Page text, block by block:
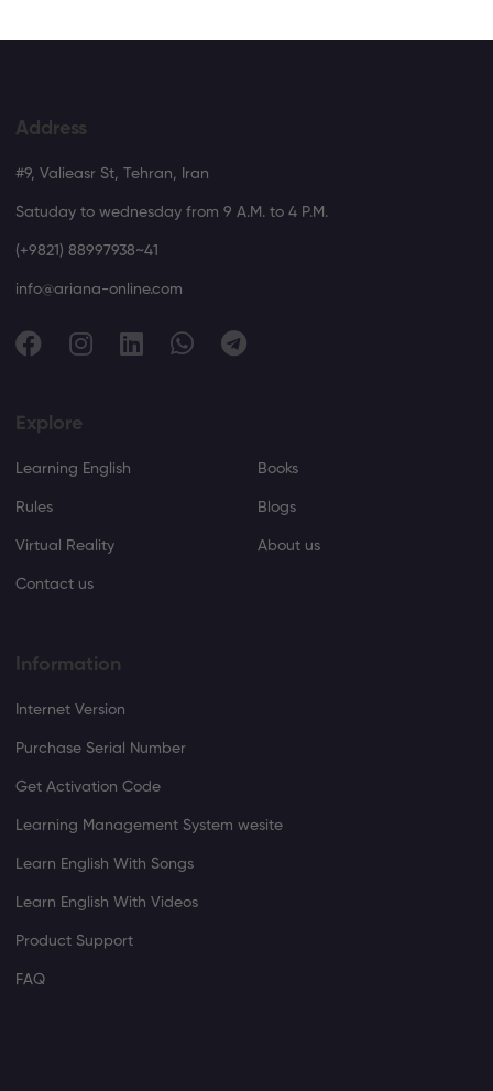
Address
#9, Valieasr St, Tehran, Iran
Satuday to wednesday from 9 A.M. to 4 P.M.
(+9821) 88997938~41
info@ariana-online.com
Explore
Learning English Books
Rules Blogs
Virtual Reality About us
Contact us
Information
Internet Version
Purchase Serial Number
Get Activation Code
Learning Management System wesite
Learn English With Songs
Learn English With Videos
Product Support
FAQ